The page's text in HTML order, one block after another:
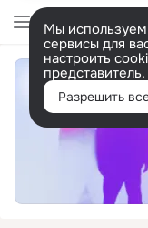
Мы
сервисы для
настроить
представитель.
Разрешить